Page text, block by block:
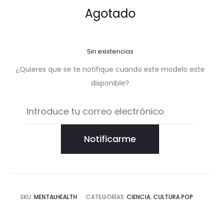
Agotado
Sin existencias
¿Quieres que se te notifique cuando este modelo este
disponible?
Notificarme
SKU: MENTALHEALTH CATEGORÍAS: CIENCIA, CULTURA POP